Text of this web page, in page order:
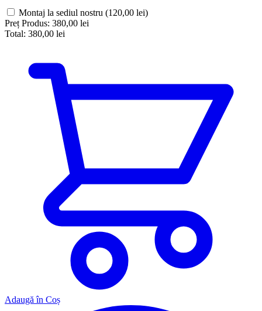
Montaj la sediul nostru (120,00 lei)
Preț Produs: 380,00 lei
Total: 380,00 lei
Adaugă în Coș